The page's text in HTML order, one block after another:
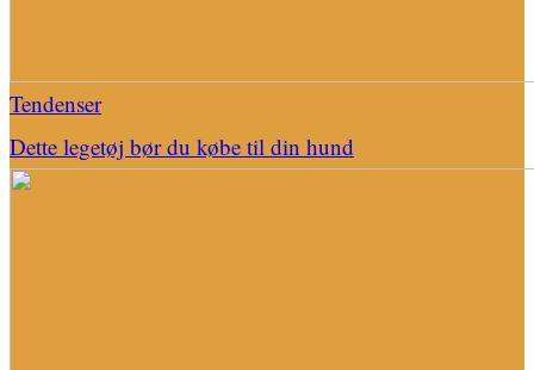
Tendenser
Dette legetøj bør du købe til din hund